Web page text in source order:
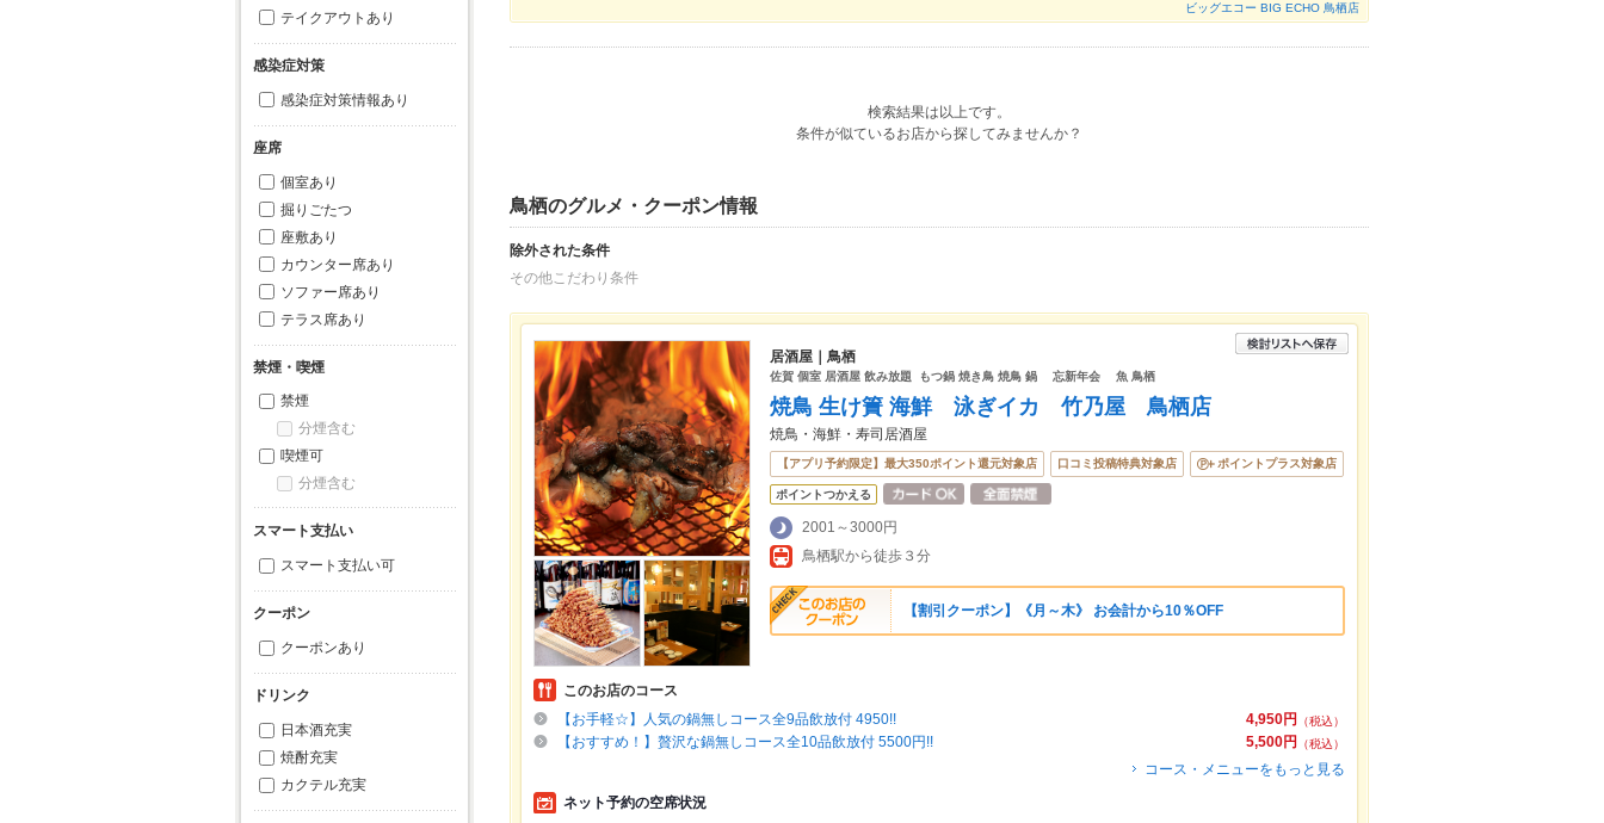
テイクアウトあり
感染症対策
感染症対策情報あり
座席
個室あり
掘りごたつ
座敷あり
カウンター席あり
ソファー席あり
テラス席あり
禁煙・喫煙
禁煙
分煙含む
喫煙可
分煙含む
スマート支払い
スマート支払い可
クーポン
クーポンあり
ドリンク
日本酒充実
焼酎充実
カクテル充実
ビッグエコー BIG ECHO 鳥栖店
検索結果は以上です。
条件が似ているお店から探してみませんか？
鳥栖のグルメ・クーポン情報
除外された条件
その他こだわり条件
居酒屋｜鳥栖
佐賀 個室 居酒屋 飲み放題 もつ鍋 焼き鳥 焼鳥 鍋 忘新年会 魚 鳥栖
焼鳥 生け簀 海鮮 泳ぎイカ 竹乃屋 鳥栖店
焼鳥・海鮮・寿司居酒屋
【アプリ予約限定】最大350ポイント還元対象店 口コミ投稿特典対象店 ポイントプラス対象店
ポイントつかえる
2001～3000円
鳥栖駅から徒歩３分
【割引クーポン】《月～木》 お会計から10％OFF
このお店のコース
4,950円
（税込）
【お手軽☆】人気の鍋無しコース全9品飲放付 4950!!
5,500円
（税込）
【おすすめ！】贅沢な鍋無しコース全10品飲放付 5500円!!
コース・メニューをもっと見る
ネット予約の空席状況